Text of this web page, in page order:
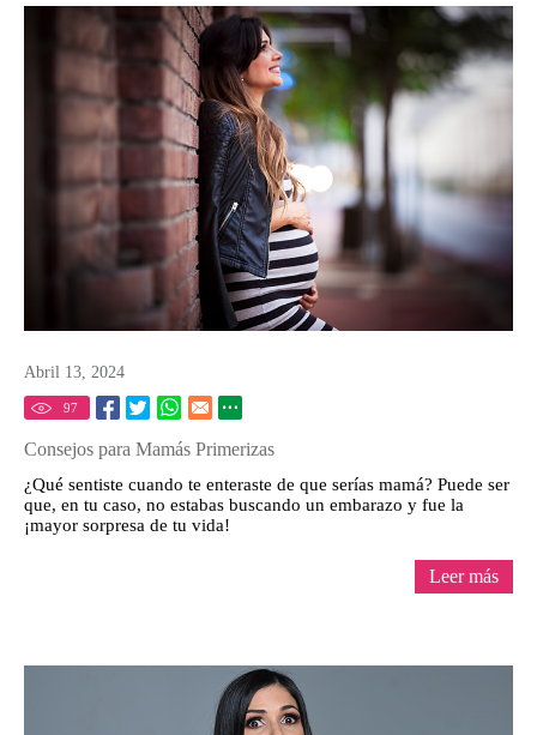
Abril 13, 2024
97
Consejos para Mamás Primerizas
¿Qué sentiste cuando te enteraste de que serías mamá? Puede ser
que, en tu caso, no estabas buscando un embarazo y fue la
¡mayor sorpresa de tu vida!
Leer más